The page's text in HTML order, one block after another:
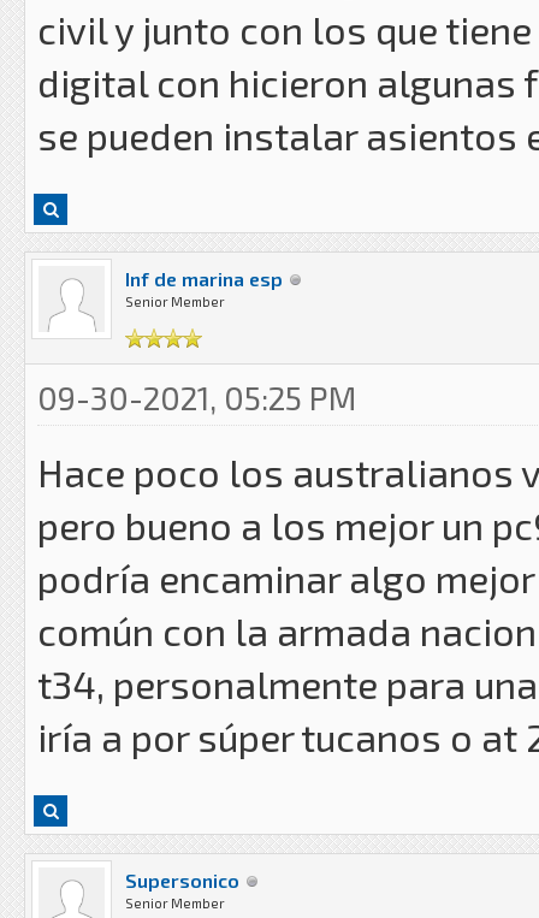
civil y junto con los que
digital con hicieron algunas
se pueden instalar asientos
Inf de marina esp
Senior Member
09-30-2021, 05:25 PM
Hace poco los australianos
pero bueno a los mejor un
podría encaminar algo
común con la armada
t34, personalmente para
iría a por súper tucanos o at
Supersonico
Senior Member